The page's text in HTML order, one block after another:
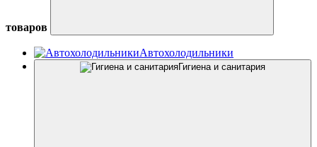
товаров
Автохолодильники
Гигиена и санитария